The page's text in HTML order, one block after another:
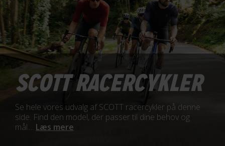
SCOTT RACERCYKLER
Se hele vores udvalg af SCOTT racercykler på denne
side. Find den model, der passer til dine behov og
mål.... Læs mere